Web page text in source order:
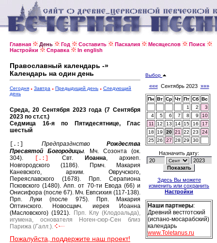
Главная День Год Составить Пасхалия Месяцеслов
Поиск
Настройки
Справка In english
Православный календарь -»
Календарь на один день
Сегодня Завтра Предыдущий день
Следующий
день
Среда, 20 Сентября 2023 года (7 Сентября
2023 по ст.ст.)
Седмица 16-я по Пятидесятнице, Глас
шестый
[.:] Предпразднство Рождества
Пресвятой Богородицы.
Мч. Созонта (ок.
304).
[.:] Свт. Иоанна, архиеп.
Новгородского (1186).
Прмч. Макария
Каневского, архим. Овручского,
Переяславского (1678).
Прп. Серапиона
Псковского (1480).Апп. от 70-ти Евода (66) и
Онисифора (после 67). Мч. Евпсихия (117-138).
Прп. Луки (после 975).
Прп. Макария
Оптинского.
Новосщмч. иерея Иоанна
(Масловского) (1921).
Прп. Клу (Клодоальда),
игумена, основателя Ноген-сюр-Сен близ
Парижа (Галл.).
Пожалуйста, поддержите наш проект!
Выбор
«««Сентябрь 2023 »»»
Пн Вт Ср Чт Пт Сб Вс
1
2
3
4
5 6 7 8 9
10
11
12 13 14 15 16
17
18
19 20 21 22 23
24
25 26 27 28 29 30
Назначить дату:
Здесь Вы можете
изменить или сохранить
Настройки
Наши партнеры:
Древний вестготский
(испано-мосарабский)
календарь
www.Toletanus.ru